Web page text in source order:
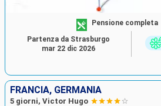
Pensione completa
Partenza da Strasburgo
mar 22 dic 2026
FRANCIA, GERMANIA
5 giorni, Victor Hugo